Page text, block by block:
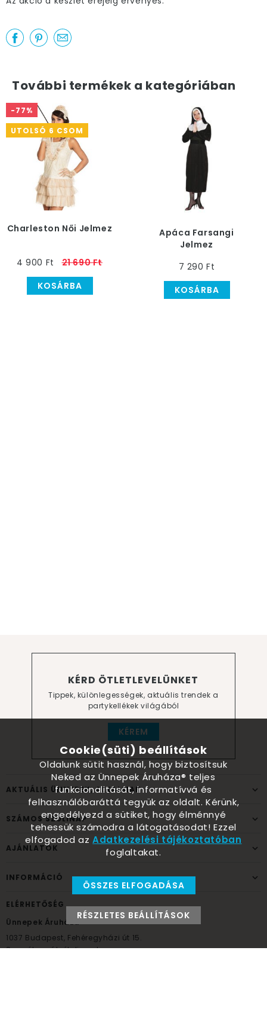
További termékek a kategóriában
-77%
UTOLSÓ 6 CSOM
Charleston Női Jelmez
4 900 Ft
21 690 Ft
KOSÁRBA
Apáca Farsangi
Jelmez
7 290 Ft
KOSÁRBA
KÉRD ÖTLETLEVELÜNKET
Tippek, különlegességek, aktuális trendek a
partykellékek világából
KÉREM
AKTUÁLIS ÜNNEPEK, ALKALMAK
SZÁMOS SZÜLINAP
AJÁNLATOK
INFORMÁCIÓ
ELÉRHETŐSÉG
Ünnepek Áruháza
1037 Budapest, Fehéregyházi út 15.
Személyes átvételi pont
Cookie(süti) beállítások
Oldalunk sütit használ, hogy biztosítsuk
Neked az Ünnepek Áruháza® teljes
funkcionalitását, informatívvá és
felhasználóbaráttá tegyük az oldalt. Kérünk,
engedélyezd a sütiket, hogy élménnyé
tehessük számodra a látogatásodat! Ezzel
elfogadod azAdatkezelési tájékoztatóban
foglaltakat.
ÖSSZES ELFOGADÁSA
RÉSZLETES BEÁLLÍTÁSOK